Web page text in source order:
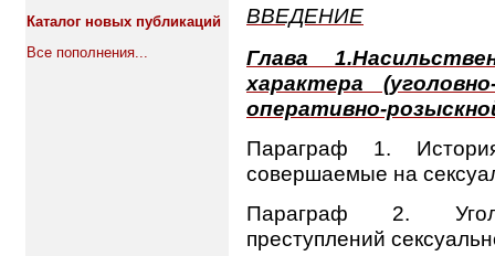
Каталог новых публикаций
Все пополнения...
ВВЕДЕНИЕ
Глава
характера
оперативно-
Параграф 1.
совершаемые на
Параграф 2.
преступлений